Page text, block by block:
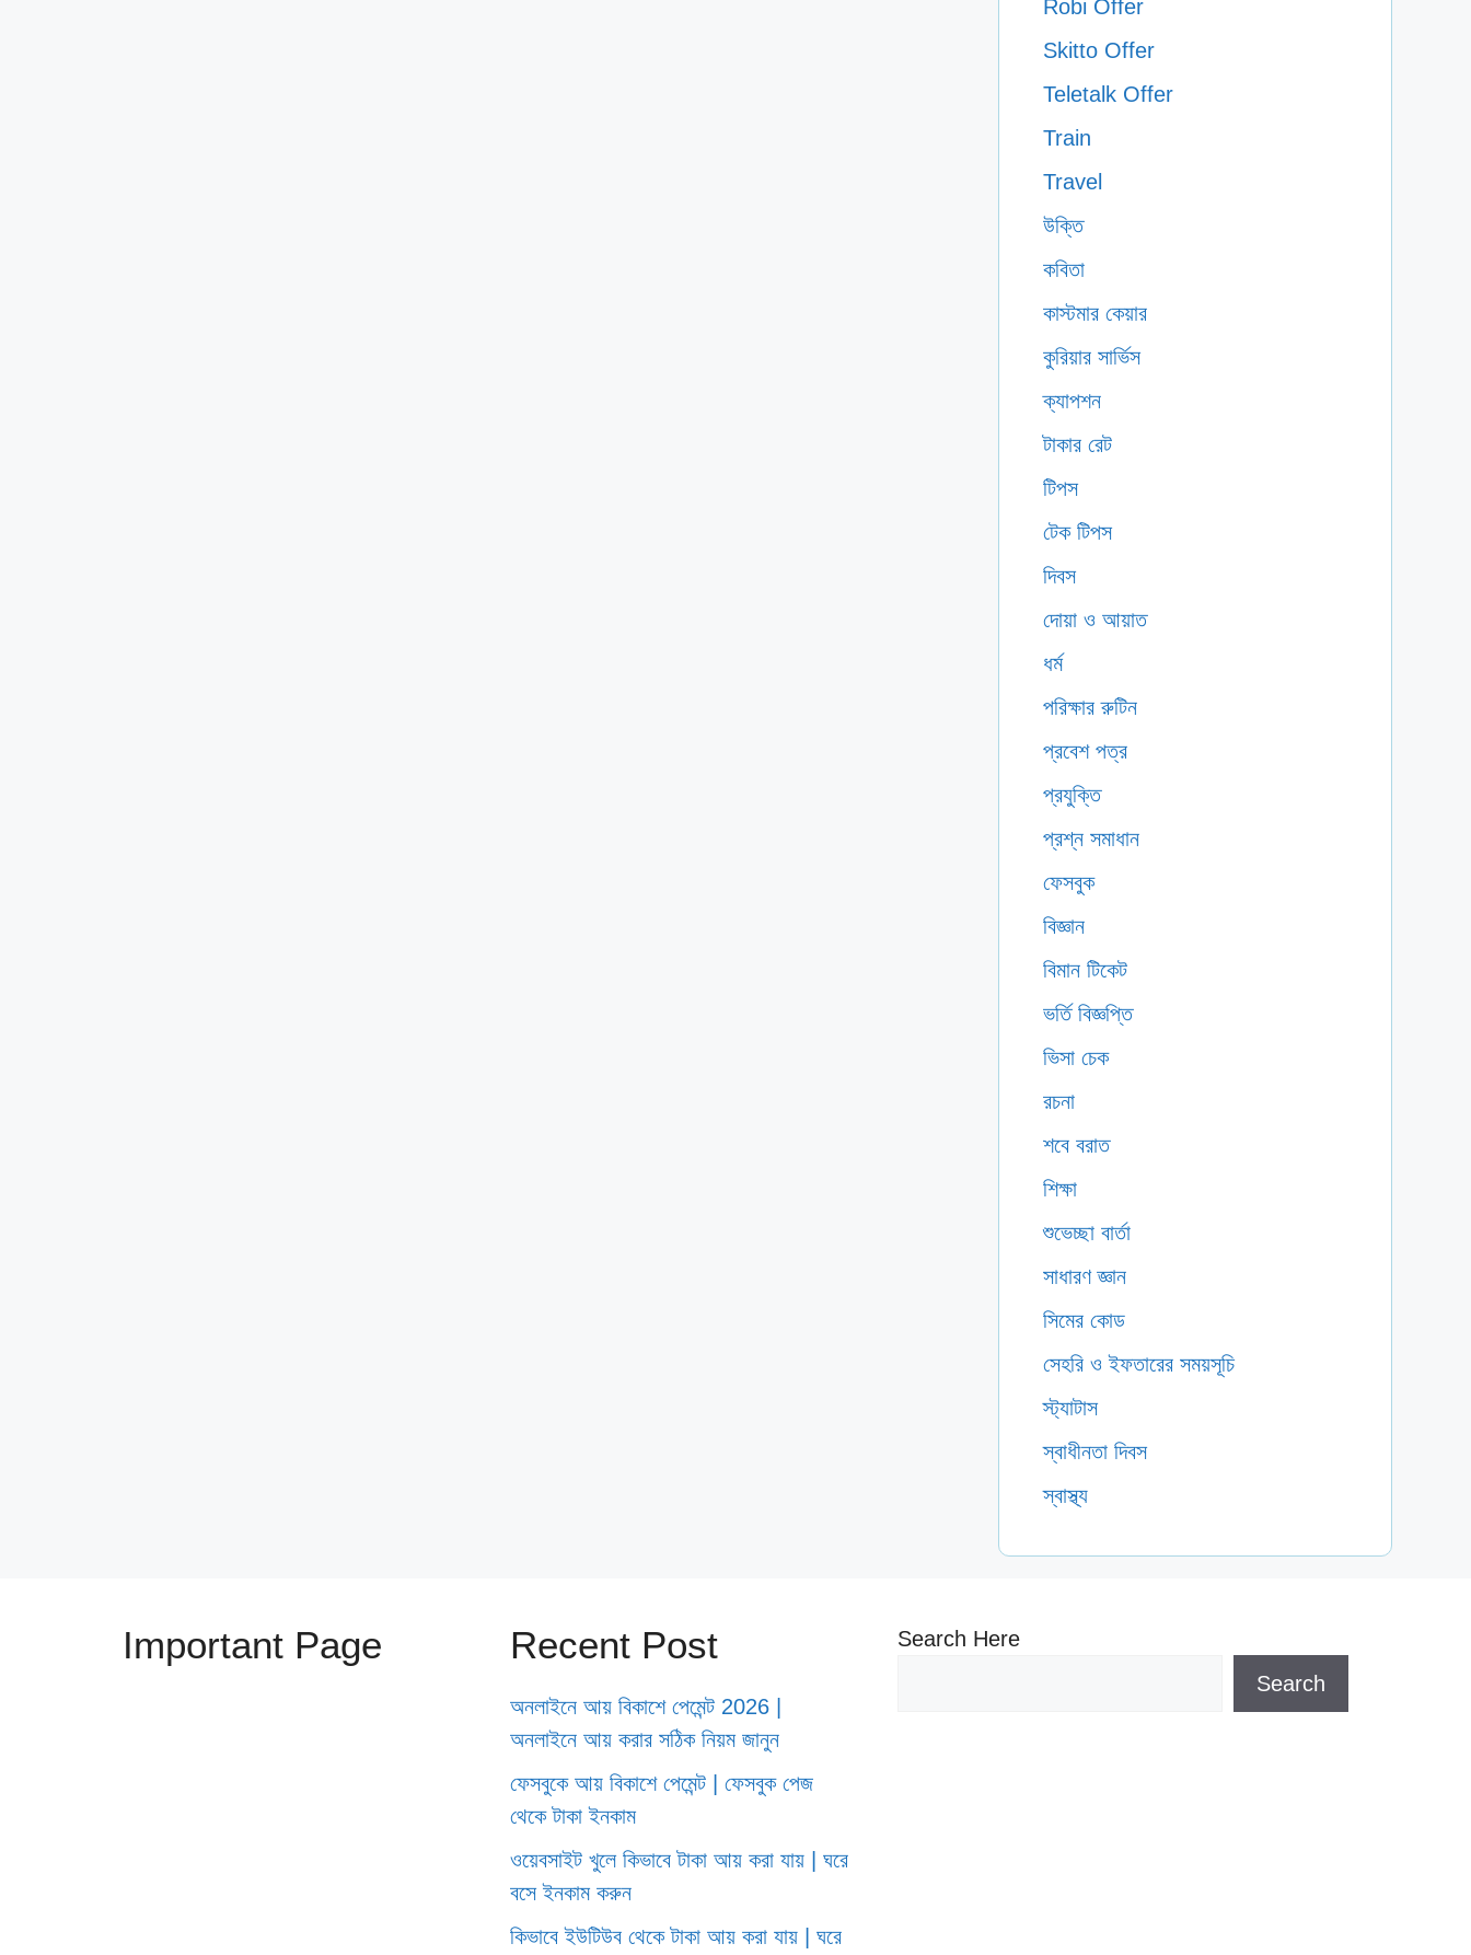
Robi Offer
Skitto Offer
Teletalk Offer
Train
Travel
উক্তি
কবিতা
কাস্টমার কেয়ার
কুরিয়ার সার্ভিস
ক্যাপশন
টাকার রেট
টিপস
টেক টিপস
দিবস
দোয়া ও আয়াত
ধর্ম
পরিক্ষার রুটিন
প্রবেশ পত্র
প্রযুক্তি
প্রশ্ন সমাধান
ফেসবুক
বিজ্ঞান
বিমান টিকেট
ভর্তি বিজ্ঞপ্তি
ভিসা চেক
রচনা
শবে বরাত
শিক্ষা
শুভেচ্ছা বার্তা
সাধারণ জ্ঞান
সিমের কোড
সেহরি ও ইফতারের সময়সূচি
স্ট্যাটাস
স্বাধীনতা দিবস
স্বাস্থ্য
Important Page Recent Post
অনলাইনে আয় বিকাশে পেমেন্ট 2026 |
অনলাইনে আয় করার সঠিক নিয়ম জানুন
ফেসবুকে আয় বিকাশে পেমেন্ট | ফেসবুক পেজ
থেকে টাকা ইনকাম
ওয়েবসাইট খুলে কিভাবে টাকা আয় করা যায় | ঘরে
বসে ইনকাম করুন
কিভাবে ইউটিউব থেকে টাকা আয় করা যায় | ঘরে
Search Here
Search